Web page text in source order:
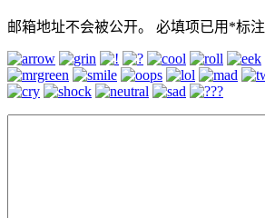
邮箱地址不会被公开。 必填项已用 *标注